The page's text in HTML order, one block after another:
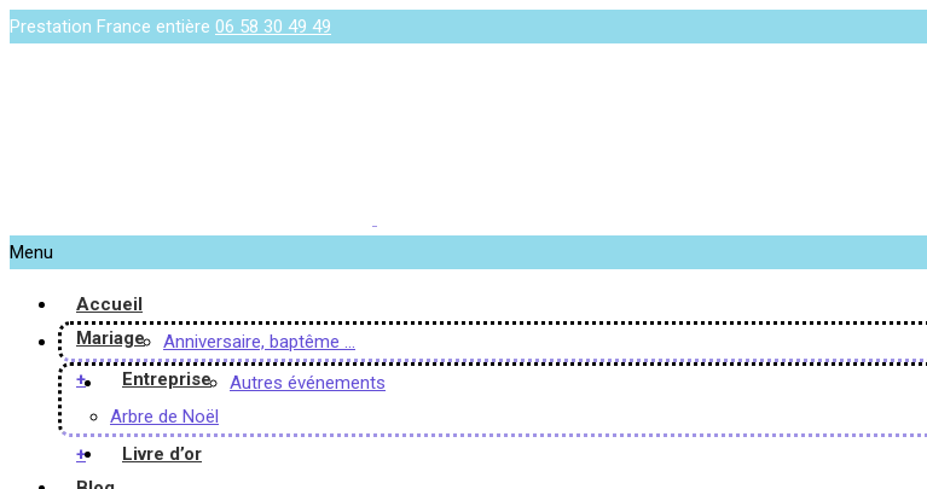
Prestation France entière 06 58 30 49 49
Menu
Accueil
Mariage
Anniversaire, baptême …
+
Entreprise
Autres événements
Arbre de Noël
+
Livre d’or